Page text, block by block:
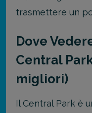
trasmettere un
Dove
Central
migliori)
Il Central Park è